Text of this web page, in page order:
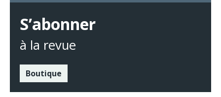
S’abonner
à la revue
Boutique